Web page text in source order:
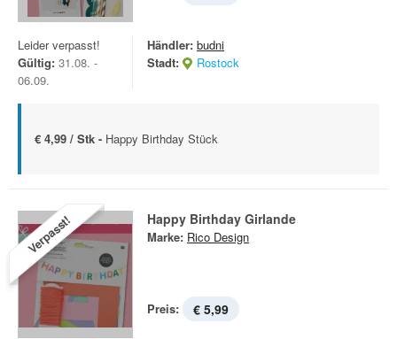
Leider verpasst!
Gültig: 31.08. -
06.09.
Händler: budni
Stadt:
Rostock
€ 4,99 / Stk - Happy Birthday Stück
Verpasst! Happy Birthday Girlande
Marke: Rico Design
Preis: € 5,99